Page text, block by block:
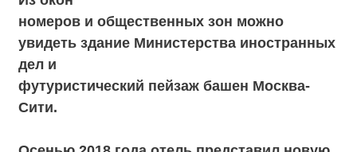
откуда исторический центр Москвы виден
как на ладони. Площадь зала составляет
100 кв.м., здесь можно устроить
праздничный банкет на 100 человек или
пригласить до 150 гостей, если планируется
фуршет. К залу примыкает специальная
видами на